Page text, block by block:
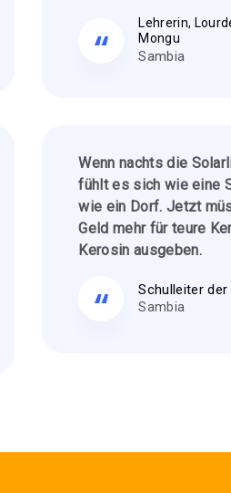
Lehrerin,
Mongu
Sambia
Wenn nachts die
fühlt es sich wie eine
wie ein Dorf. Jetzt
Geld mehr für teure
Kerosin ausgeben.
Schulleiter
Sambia